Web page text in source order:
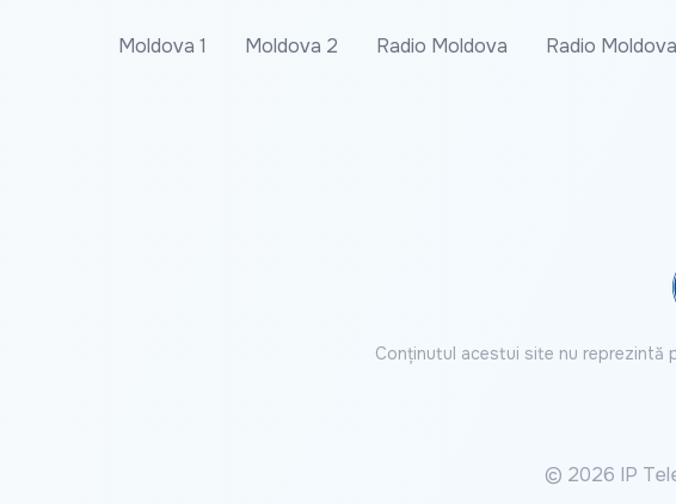
Moldova 1 Moldova 2 Radio Moldova Radio
Conținutul acestui site nu reprezintă
© 2026 IP